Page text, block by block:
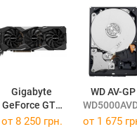
1
Gigabyte
GeForce GTX
1660 SUPER
WD AV-GP
от 8 250 грн. от 1 675